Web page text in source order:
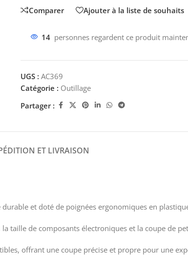
Comparer Ajouter à la liste de souhaits
14 personnes regardent ce produit
UGS : AC369
Catégorie : Outillage
Partager :
ET LIVRAISON
et doté de poignées ergonomiques en
taille de composants électroniques et la coupe de
offrant une coupe précise et propre pour une